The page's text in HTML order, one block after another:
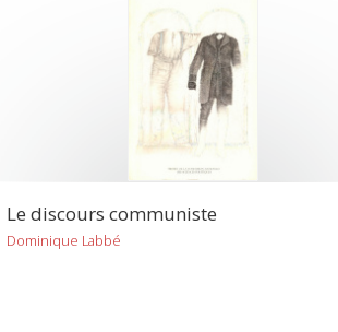
Le discours communiste
Dominique Labbé